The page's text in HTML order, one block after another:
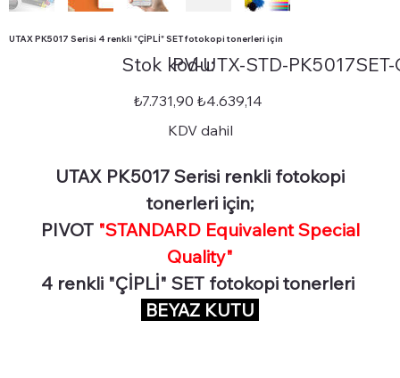
UTAX PK5017 Serisi 4 renkli "ÇİPLİ" SET fotokopi tonerleri için
Stok kodu:
kodu:
STD-
PK5017SET-
PV-UTX-STD-
Orijinal
fiyat
₺7.731,90 İndirimli
fiyat
₺4.639,14
KDV dahil
UTAX PK5017 Serisi renkli fotokopi
tonerleri için;
PIVOT "STANDARD Equivalent Special
Quality"
4 renkli "ÇİPLİ" SET fotokopi tonerleri
BEYAZ KUTU